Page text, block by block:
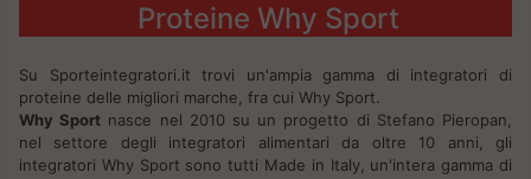
Proteine Why Sport
Su Sporteintegratori.it trovi un'ampia gamma di integratori di
proteine delle migliori marche, fra cui Why Sport.
Why Sport nasce nel 2010 su un progetto di Stefano Pieropan,
nel settore degli integratori alimentari da oltre 10 anni, gli
integratori Why Sport sono tutti Made in Italy, un'intera gamma di